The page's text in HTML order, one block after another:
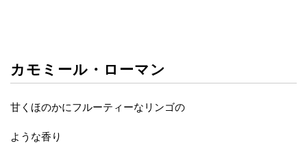
カモミール・ローマン
甘くほのかにフルーティーなリンゴの
ような香り